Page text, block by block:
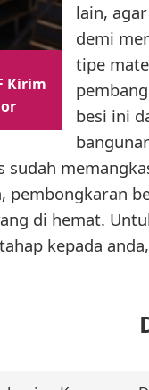
Kirim
lain,
demi
tipe
besi ini
sudah
pembongkaran
di hemat.
kepada